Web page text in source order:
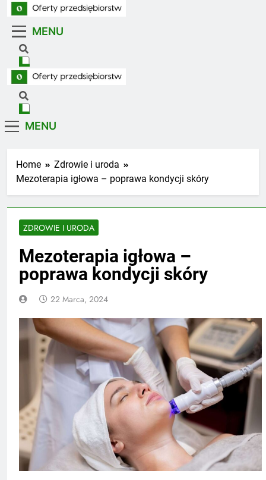
Skip
contentOferty Przedsiębiorstw
Oferty firm z branż usługowych i handlowych
MENU
Oferty Przedsiębiorstw
Oferty firm z branż usługowych i handlowych
MENU
Home
Zdrowie i uroda
Mezoterapia igłowa – poprawa kondycji skóry
ZDROWIE I URODA
Mezoterapia igłowa –
poprawa kondycji skóry
22 Marca, 2024